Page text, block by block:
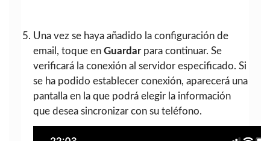
Una vez se haya añadido la configuración de
email, toque en Guardarpara continuar. Se
verificará la conexión al servidor especificado. Si
se ha podido establecer conexión, aparecerá una
pantalla en la que podrá elegir la información
que desea sincronizar con su teléfono.